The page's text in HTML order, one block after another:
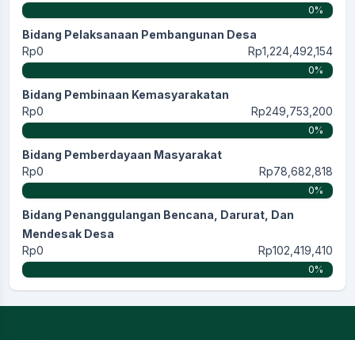
0%
Bidang Pelaksanaan Pembangunan Desa
Rp0
Rp1,224,492,154
0%
Bidang Pembinaan Kemasyarakatan
Rp0
Rp249,753,200
0%
Bidang Pemberdayaan Masyarakat
Rp0
Rp78,682,818
0%
Bidang Penanggulangan Bencana, Darurat, Dan
Mendesak Desa
Rp0
Rp102,419,410
0%